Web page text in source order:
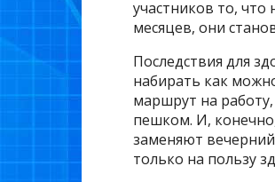
участников то,
месяцев, они
Последствия для
набирать как
маршрут на
пешком. И,
заменяют
только на пользу